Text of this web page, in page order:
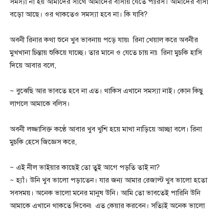
বড়ো আছে। ওর থাকতেও সমস্যা হবে না। কি যাবি?
অবনী রিনার কথা শুনে খুব ভাবনায় পড়ে যায়৷ রিনা খেয়াল করে অবনীর
মুখখানা চিন্তায় শুকিয়ে যাচ্ছে। তার মানে ও যেতে চায় না৷ রিনা মুচকি হাসি
দিয়ে আবার বলে,
~ বুঝেছি আর ভাবতে হবে না এত। থাকিস এখানে সমস্যা নাই। কোন কিছু
লাগলে আমাকে বলিস।
অবনী লজ্জাসিক্ত কণ্ঠে আবার খুব খুশি হয়ে মাথা নাড়িয়ে আচ্ছা বলে। রিনা
মুচকি হেসে জিজ্ঞেস করে,
~ এই নীল ভাইয়ার কাছেই তো তুই আগে পড়তি তাই না?
~ হ্যাঁ। উনি খুব ভালো পড়াতেন। যার জন্য আমার রেজাল্ট খুব ভালো হতো
সবসময়। অনেক ভালো মনের মানুষ উনি। আমি তো ভাবতেই পারিনি উনি
আমাকে এখানে থাকতে দিবেন৷ এত কেয়ার করবেন। সত্যিই অনেক ভালো